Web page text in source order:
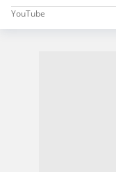
YouTube